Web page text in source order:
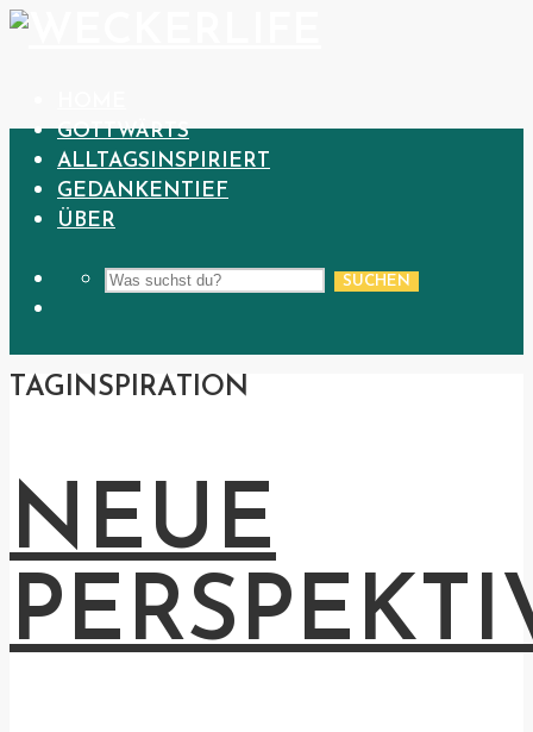
GOTTWÄRTS
ALLTAGSINSPIRIERT
GEDANKENTIEF
ÜBER
SUCHEN
TAGINSPIRATION
NEUE